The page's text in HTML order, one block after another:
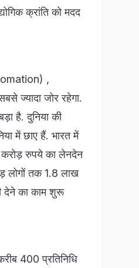
क्रांति को मदद
,
ज्यादा जोर रहेगा.
है. दुनिया की
में छाए हैं. भारत में
करोड़ रुपये का लेनदेन
लोगों तक 1.8 लाख
देने का काम शुरू
400 प्रतिनिधि